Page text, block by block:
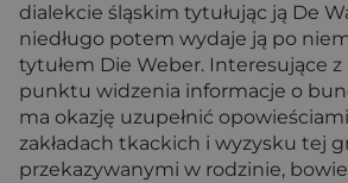
dialekcie śląskim tytułując ją De
niedługo potem wydaje ją po
tytułem Die Weber. Interesujące
punktu widzenia informacje o
ma okazję uzupełnić
zakładach tkackich i wyzysku tej
przekazywanymi w rodzinie,